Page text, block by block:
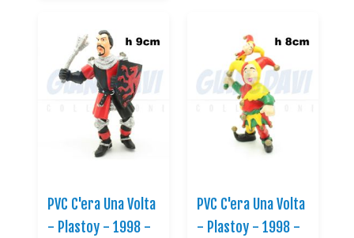
PVC C'era Una Volta
- Plastoy - 1998 -
PVC C'era Una Volta
- Plastoy - 1998 -